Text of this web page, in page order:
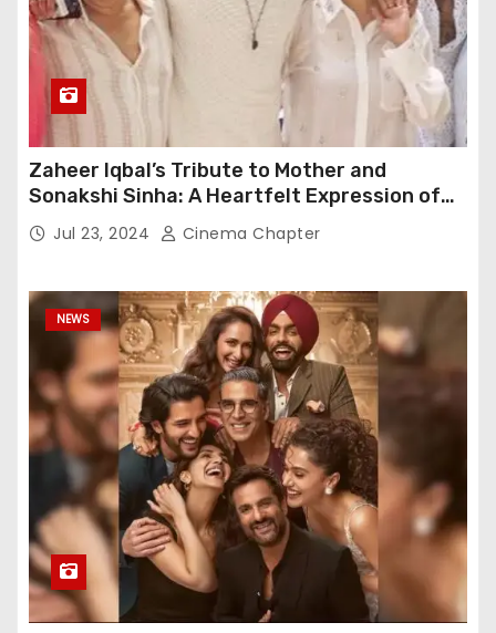
Zaheer Iqbal’s Tribute to Mother and
Sonakshi Sinha: A Heartfelt Expression of
Gratitude
Jul 23, 2024 Cinema Chapter
NEWS